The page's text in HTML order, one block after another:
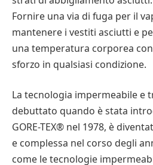
Fornire una via di fuga per il
mantenere i vestiti asciutti e
una temperatura corporea
sforzo in qualsiasi condizione.
La tecnologia impermeabile e
debuttato quando è stata
GORE-TEX® nel 1978, è
e complessa nel corso degli
come le tecnologie